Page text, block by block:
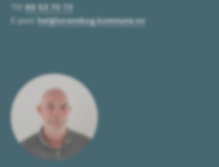
99 53 70 73
E-post:
hel@lorenskog.kommune.no